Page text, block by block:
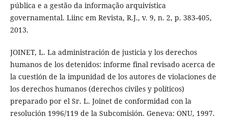
pública e a gestão da informação arquivística
governamental. Liinc em Revista, R.J., v. 9, n. 2, p. 383-405,
2013.
JOINET, L. La administración de justicia y los derechos
humanos de los detenidos: informe final revisado acerca de
la cuestión de la impunidad de los autores de violaciones de
los derechos humanos (derechos civiles y políticos)
preparado por el Sr. L. Joinet de conformidad con la
resolución 1996/119 de la Subcomisión. Geneva: ONU, 1997.